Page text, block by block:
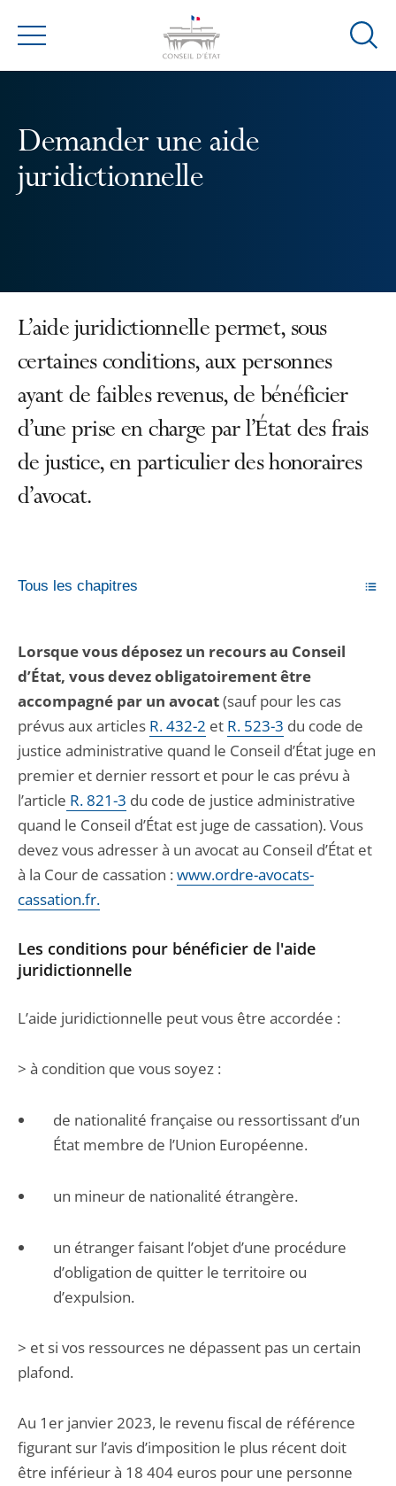
Menu
Ouvrir
Demander une aide
juridictionnelle
L’aide juridictionnelle permet, sous
certaines conditions, aux personnes
ayant de faibles revenus, de bénéficier
d’une prise en charge par l’État des frais
de justice, en particulier des honoraires
d’avocat.
Tous les chapitres
Lorsque vous déposez un recours au Conseil
d’État, vous devez obligatoirement être
accompagné par un avocat(sauf pour les cas
prévus aux articles R. 432-2 et R. 523-3 du code de
justice administrative quand le Conseil d’État juge en
premier et dernier ressort et pour le cas prévu à
l’article R. 821-3 du code de justice administrative
quand le Conseil d’État est juge de cassation). Vous
devez vous adresser à un avocat au Conseil d’État et
à la Cour de cassation : www.ordre-avocats-
cassation.fr.
Les conditions pour bénéficier de l'aide
juridictionnelle
L’aide juridictionnelle peut vous être accordée :
> à condition que vous soyez :
de nationalité française ou ressortissant d’un
État membre de l’Union Européenne.
un mineur de nationalité étrangère.
un étranger faisant l’objet d’une procédure
d’obligation de quitter le territoire ou
d’expulsion.
> et si vos ressources ne dépassent pas un certain
plafond.
Au 1er janvier 2023, le revenu fiscal de référence
figurant sur l’avis d’imposition le plus récent doit
être inférieur à 18 404 euros pour une personne